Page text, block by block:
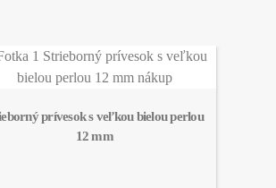
prívesok s veľkou bielou perlou
12 mm